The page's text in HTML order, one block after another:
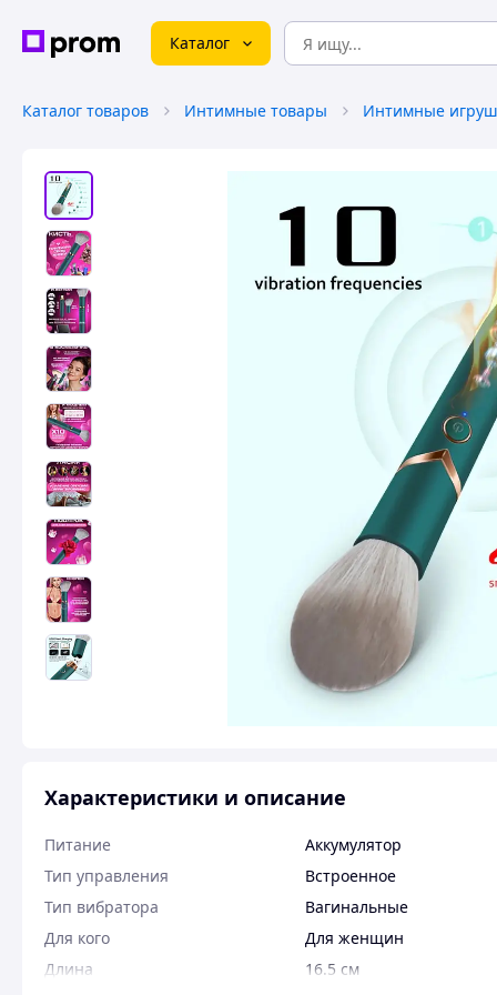
Каталог
Каталог товаров Интимные товары Интимные
Характеристики и описание
Питание
Аккумулятор
Тип управления
Встроенное
Тип вибратора
Вагинальные
Для кого
Для женщин
Длина
16.5 см